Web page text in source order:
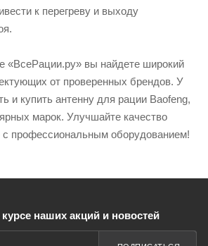
к перегреву и выходу
«ВсеРации.ру» вы найдете широкий
от проверенных брендов. У
и купить антенну для рации Baofeng,
марок. Улучшайте качество
с профессиональным оборудованием!
наших акций и новостей